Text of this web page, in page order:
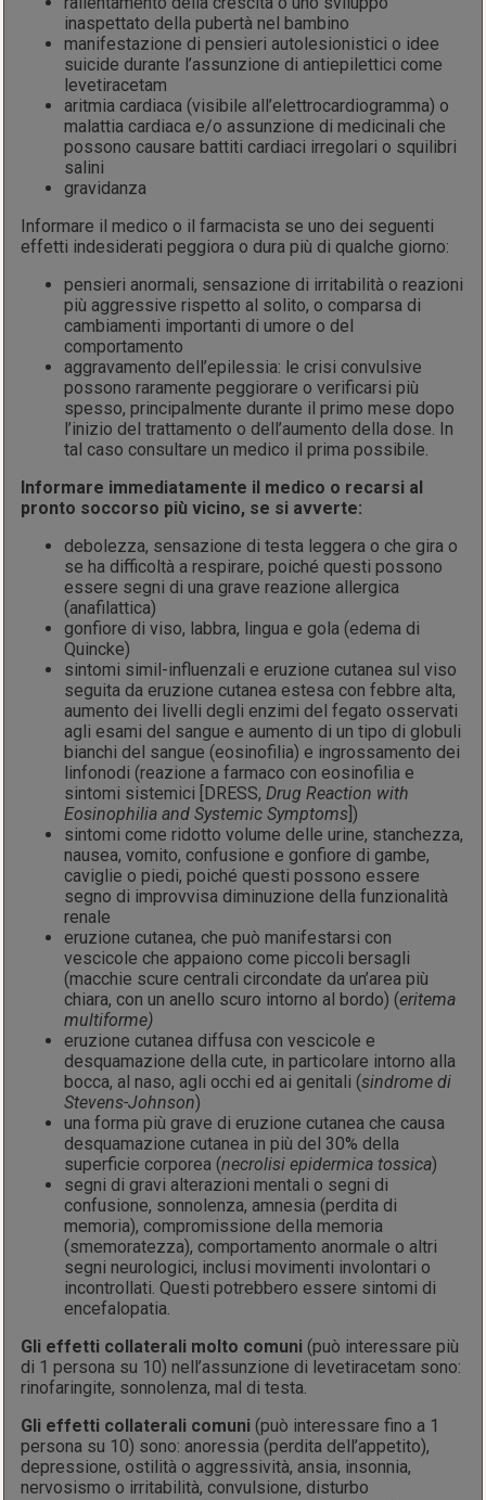
inaspettato della pubertà nel bambino
manifestazione di pensieri autolesionistici o idee
suicide durante l’assunzione di antiepilettici come
levetiracetam
aritmia cardiaca (visibile all’elettrocardiogramma) o
malattia cardiaca e/o assunzione di medicinali che
possono causare battiti cardiaci irregolari o squilibri
salini
gravidanza
Informare il medico o il farmacista se uno dei seguenti
effetti indesiderati peggiora o dura più di qualche giorno:
pensieri anormali, sensazione di irritabilità o reazioni
più aggressive rispetto al solito, o comparsa di
cambiamenti importanti di umore o del
comportamento
aggravamento dell’epilessia: le crisi convulsive
possono raramente peggiorare o verificarsi più
spesso, principalmente durante il primo mese dopo
l’inizio del trattamento o dell’aumento della dose. In
tal caso consultare un medico il prima possibile.
Informare immediatamente il medico o recarsi al
pronto soccorso più vicino, se si avverte:
debolezza, sensazione di testa leggera o che gira o
se ha difficoltà a respirare, poiché questi possono
essere segni di una grave reazione allergica
(anafilattica)
gonfiore di viso, labbra, lingua e gola (edema di
Quincke)
sintomi simil-influenzali e eruzione cutanea sul viso
seguita da eruzione cutanea estesa con febbre alta,
aumento dei livelli degli enzimi del fegato osservati
agli esami del sangue e aumento di un tipo di globuli
bianchi del sangue (eosinofilia) e ingrossamento dei
linfonodi (reazione a farmaco con eosinofilia e
sintomi sistemici [DRESS, Drug Reaction with
Eosinophilia and Systemic Symptoms ])
sintomi come ridotto volume delle urine, stanchezza,
nausea, vomito, confusione e gonfiore di gambe,
caviglie o piedi, poiché questi possono essere
segno di improvvisa diminuzione della funzionalità
renale
eruzione cutanea, che può manifestarsi con
vescicole che appaiono come piccoli bersagli
(macchie scure centrali circondate da un’area più
chiara, con un anello scuro intorno al bordo) (eritema
multiforme)
eruzione cutanea diffusa con vescicole e
desquamazione della cute, in particolare intorno alla
bocca, al naso, agli occhi ed ai genitali (sindrome di
Stevens-Johnson)
una forma più grave di eruzione cutanea che causa
desquamazione cutanea in più del 30% della
superficie corporea (necrolisi epidermica tossica)
segni di gravi alterazioni mentali o segni di
confusione, sonnolenza, amnesia (perdita di
memoria), compromissione della memoria
(smemoratezza), comportamento anormale o altri
segni neurologici, inclusi movimenti involontari o
incontrollati. Questi potrebbero essere sintomi di
encefalopatia.
Gli effetti collaterali molto comuni (può interessare più
di 1 persona su 10) nell’assunzione di levetiracetam sono:
rinofaringite, sonnolenza, mal di testa.
Gli effetti collaterali comuni (può interessare fino a 1
persona su 10) sono: anoressia (perdita dell’appetito),
depressione, ostilità o aggressività, ansia, insonnia,
nervosismo o irritabilità, convulsione, disturbo